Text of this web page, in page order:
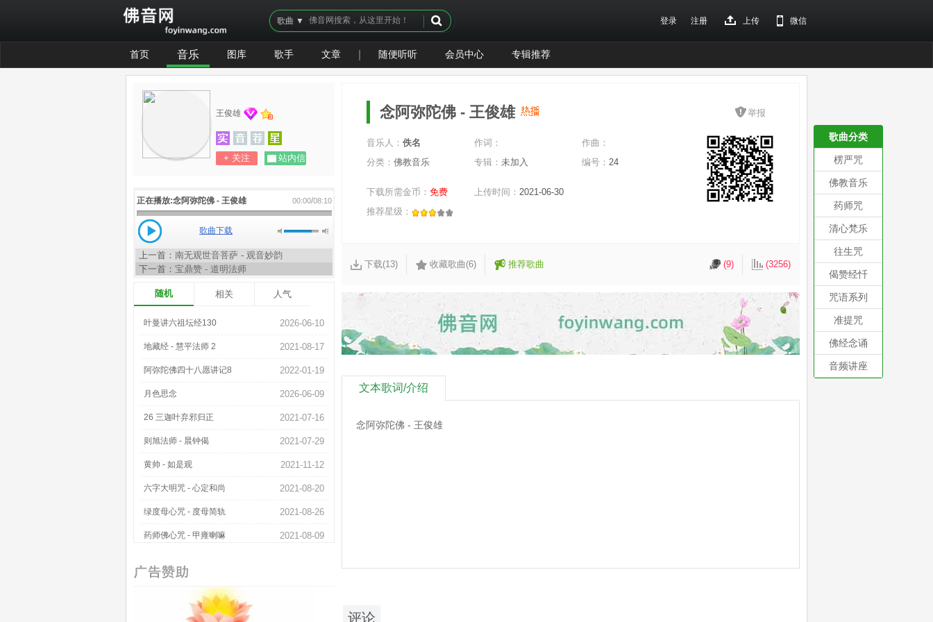
歌曲 ▼ 登录 注册 上传 微信
首页 音乐 图库 歌手 文章 随便听听 会员中心 专辑推荐
举报
念阿弥陀佛 - 王俊雄
音乐人： 佚名 作词：
作曲：
分类： 佛教音乐 专辑： 未加入 编号： 24
下载所需金币： 免费 上传时间： 2021-06-30
推荐星级：
下载(13) 收藏歌曲(6) 推荐歌曲 (9) (3256)
文本歌词/介绍
念阿弥陀佛 - 王俊雄
评论
王俊雄
+ 关注 站内信
正在播放:念阿弥陀佛 - 王俊雄 00:00/08:10
歌曲下载
上一首： 南无观世音菩萨 - 观音妙韵
下一首： 宝鼎赞 - 道明法师
随机 相关 人气
叶曼讲六祖坛经130 2026-06-10
地藏经 - 慧平法师 2 2021-08-17
阿弥陀佛四十八愿讲记8 2022-01-19
月色思念 2026-06-09
26 三迦叶弃邪归正 2021-07-16
则旭法师 - 晨钟偈 2021-07-29
黄帅 - 如是观 2021-11-12
六字大明咒 - 心定和尚 2021-08-20
绿度母心咒 - 度母简轨 2021-08-26
药师佛心咒 - 甲雍喇嘛 2021-08-09
琼英卓玛 - 晋美彭措法王祈祷文
歌曲分类
楞严咒
佛教音乐
药师咒
清心梵乐
往生咒
偈赞经忏
咒语系列
准提咒
佛经念诵
音频讲座